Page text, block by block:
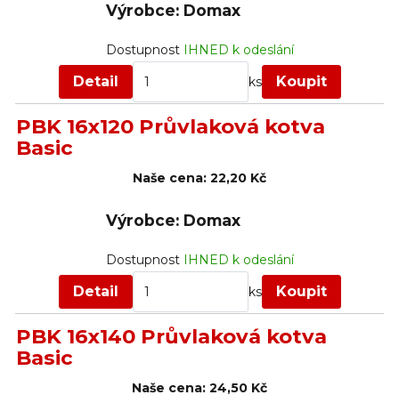
Výrobce: Domax
DostupnostIHNED k odeslání
Detail ks Koupit
PBK 16x120 Průvlaková kotva
Basic
Naše cena: 22,20 Kč
Výrobce: Domax
DostupnostIHNED k odeslání
Detail ks Koupit
PBK 16x140 Průvlaková kotva
Basic
Naše cena: 24,50 Kč